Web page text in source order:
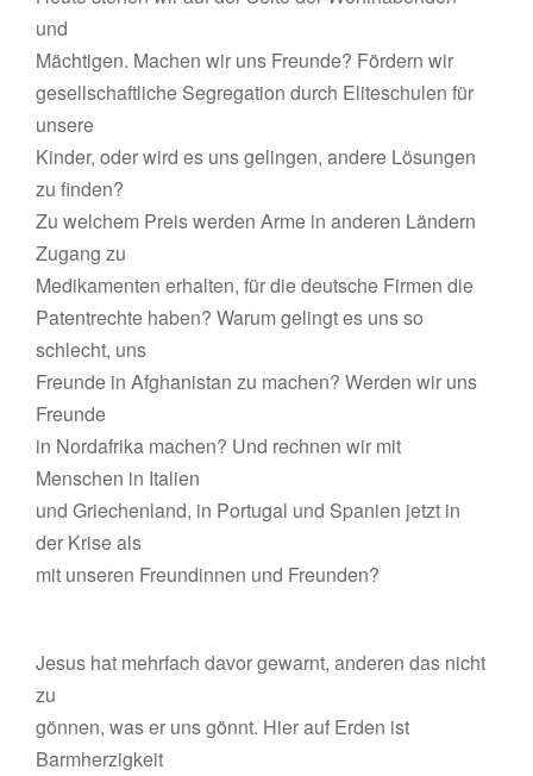
und
Mächtigen. Machen wir uns Freunde? Fördern wir
gesellschaftliche Segregation durch Eliteschulen für
unsere
Kinder, oder wird es uns gelingen, andere Lösungen
zu finden?
Zu welchem Preis werden Arme in anderen Ländern
Zugang zu
Medikamenten erhalten, für die deutsche Firmen die
Patentrechte haben? Warum gelingt es uns so
schlecht, uns
Freunde in Afghanistan zu machen? Werden wir uns
Freunde
in Nordafrika machen? Und rechnen wir mit
Menschen in Italien
und Griechenland, in Portugal und Spanien jetzt in
der Krise als
mit unseren Freundinnen und Freunden?
Jesus hat mehrfach davor gewarnt, anderen das nicht
zu
gönnen, was er uns gönnt. Hier auf Erden ist
Barmherzigkeit